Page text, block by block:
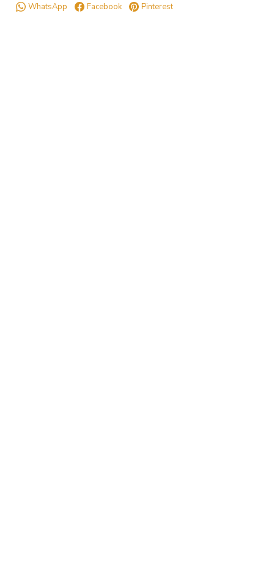
Facebook
WhatsApp Pinterest